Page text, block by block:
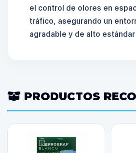
el control de olores en
tráfico, asegurando un
agradable y de alto
PRODUCTOS